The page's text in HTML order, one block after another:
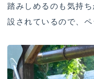
踏みしめるのも気持
設されているので、ペ